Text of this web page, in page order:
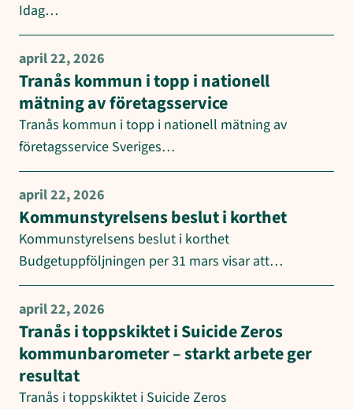
Idag…
april 22, 2026
Tranås kommun i topp i nationell
mätning av företagsservice
Tranås kommun i topp i nationell mätning av
företagsservice Sveriges…
april 22, 2026
Kommunstyrelsens beslut i korthet
Kommunstyrelsens beslut i korthet
Budgetuppföljningen per 31 mars visar att…
april 22, 2026
Tranås i toppskiktet i Suicide Zeros
kommunbarometer – starkt arbete ger
resultat
Tranås i toppskiktet i Suicide Zeros